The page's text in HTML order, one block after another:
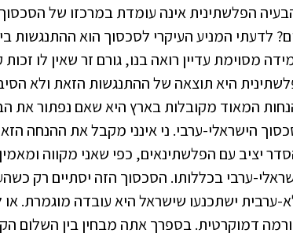
הפלשתינית אינה עומדת במרכזו של
לדעתי המניע העיקרי לסכסוך הוא ההתנגשות
מסוימת עדיין רואה בנו, גורם זר שאין לו
היא תוצאה של ההתנגשות הזאת ולא
המאוד מקובלות בארץ היא שאם נפתור את
הישראלי-ערבי. ני אינני מקבל את ההנחה
יציב עם הפלשתינאים, כפי שאני מקווה
ערבי בכללותו. הסכסוך הזה יסתיים רק
ערבית ישתכנעו שישראל היא עובדה מוגמרת. או
דמוקרטית. בספרך אתה מבחין בין השלום